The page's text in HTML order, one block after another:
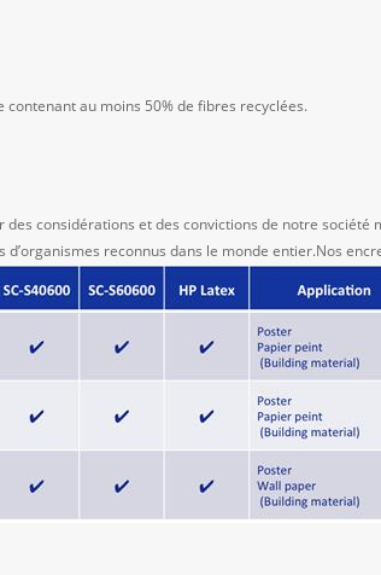
contenant au moins 50% de fibres recyclées.
considérations et des convictions de notre
reconnus dans le monde entier.Nos